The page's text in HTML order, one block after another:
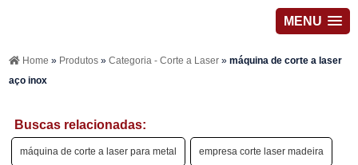
MENU
Home » Produtos»Categoria - Corte a Laser»máquina de corte a laser
aço inox
Buscas relacionadas:
máquina de corte a laser para metal empresa corte laser madeira